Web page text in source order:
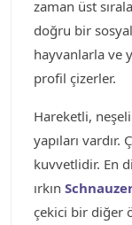
zaman üst
doğru bir
hayvanlarla ve
profil çizerler.
Hareketli,
yapıları
kuvvetlidir. En
ırkın
çekici bir diğer